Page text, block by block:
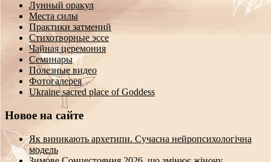
Лунный оракул
Места силы
Практики затмений
Стихотворные эссе
Чайная церемония
Семинары
Полезные видео
Фотогалерея
Ukraine sacred place of Goddess
Новое на сайте
Як виникають архетипи. Сучасна нейропсихологічна
модель